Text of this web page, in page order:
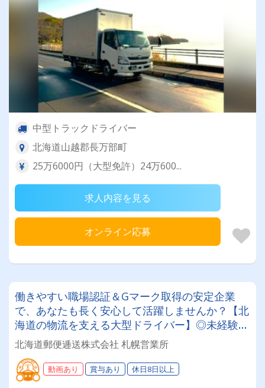
中型トラックドライバー
北海道山越郡長万部町
25万6000円（大型免許）24万600...
求人内容を見る
オンライン応募
働きやすい職場認証＆Gマーク取得の安定企業
で、あなたも長く安心して活躍しませんか？【北
海道の物流を支える大型ドライバー】◎未経験歓
迎◎残業月平均8～9時間◎賞与年3回（昨年度実
績：計4.05ヶ月分）◎カゴ台車メイン
北海道郵便逓送株式会社 札幌営業所
動画あり 賞与あり 休日8日以上